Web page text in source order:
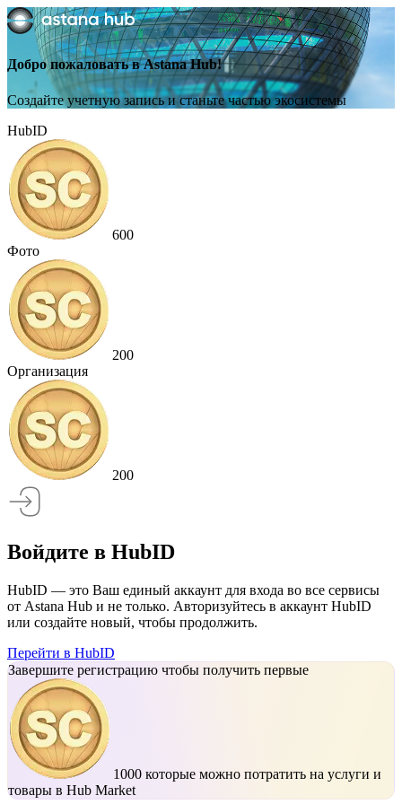
Добро пожаловать в Astana Hub!
Создайте учетную запись и станьте частью экосистемы
HubID
600
Фото
200
Организация
200
Войдите в HubID
HubID — это Ваш единый аккаунт для входа во все сервисы
от Astana Hub и не только. Авторизуйтесь в аккаунт HubID
или создайте новый, чтобы продолжить.
Перейти в HubID
Завершите регистрацию чтобы получить первые
1000 которые можно потратить на услуги и
товары в Hub Market